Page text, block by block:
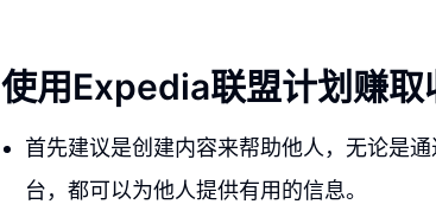
使用Expedia联盟计划赚取
首先建议是创建内容来帮助他人，无论是
台，都可以为他人提供有用的信息。